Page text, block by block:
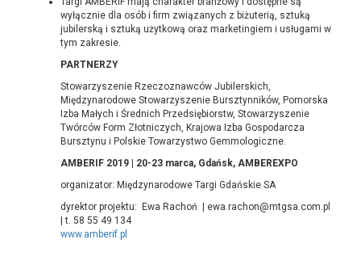
wyłącznie dla osób i firm związanych z biżuterią, sztuką
jubilerską i sztuką użytkową oraz marketingiem i usługami w
tym zakresie.
PARTNERZY
Stowarzyszenie Rzeczoznawców Jubilerskich,
Międzynarodowe Stowarzyszenie Bursztynników, Pomorska
Izba Małych i Średnich Przedsiębiorstw, Stowarzyszenie
Twórców Form Złotniczych, Krajowa Izba Gospodarcza
Bursztynu i Polskie Towarzystwo Gemmologiczne.
AMBERIF 2019 | 20-23 marca, Gdańsk, AMBEREXPO
organizator: Międzynarodowe Targi Gdańskie SA
dyrektor projektu: Ewa Rachoń | ewa.rachon@mtgsa.com.pl
| t. 58 55 49 134
www.amberif.pl